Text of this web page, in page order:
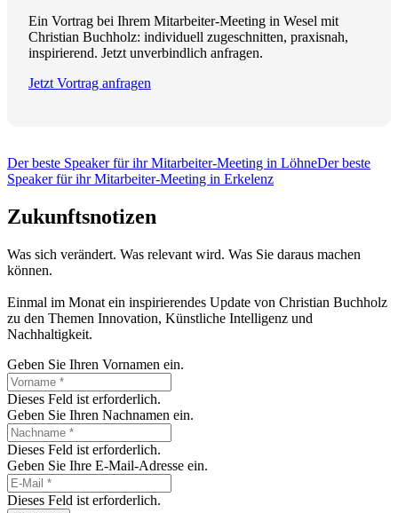
Ein Vortrag bei Ihrem Mitarbeiter-Meeting in Wesel mit
Christian Buchholz: individuell zugeschnitten, praxisnah,
inspirierend. Jetzt unverbindlich anfragen.
Jetzt Vortrag anfragen
Der beste Speaker für ihr Mitarbeiter-Meeting in LöhneDer beste
Speaker für ihr Mitarbeiter-Meeting in Erkelenz
Zukunftsnotizen
Was sich verändert. Was relevant wird. Was Sie daraus machen
können.
Einmal im Monat ein inspirierendes Update von Christian Buchholz
zu den Themen Innovation, Künstliche Intelligenz und
Nachhaltigkeit.
Geben Sie Ihren Vornamen ein.
Dieses Feld ist erforderlich.
Geben Sie Ihren Nachnamen ein.
Dieses Feld ist erforderlich.
Geben Sie Ihre E-Mail-Adresse ein.
Dieses Feld ist erforderlich.